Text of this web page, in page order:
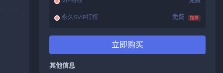
永久SVIP特权 免费 推荐
立即购买
其他信息